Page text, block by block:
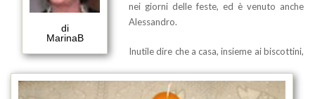
di
MarinaB
nei giorni delle feste, ed è venuto anche
Alessandro.
Inutile dire che a casa, insieme ai biscottini,